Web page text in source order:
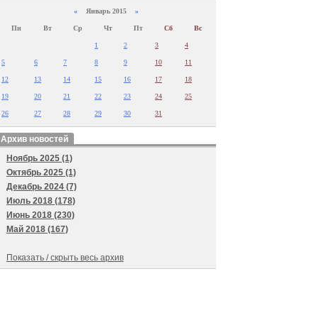
«Январь 2015 »
Пн Вт Ср Чт Пт Сб Вс
1 2 3 4
5 6 7 8 9 10 11
12 13 14 15 16 17 18
19 20 21 22 23 24 25
26 27 28 29 30 31
Архив новостей
Ноябрь 2025 (1)
Октябрь 2025 (1)
Декабрь 2024 (7)
Июль 2018 (178)
Июнь 2018 (230)
Май 2018 (167)
Показать / скрыть весь архив